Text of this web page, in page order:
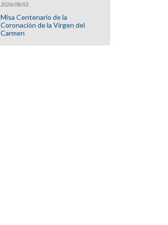
2026/08/03
Misa Centenario de la
Coronación de la Virgen del
Carmen